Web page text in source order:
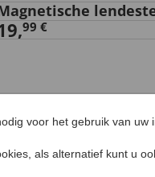
99 €
UW
voor het gebruik van uw
als alternatief kunt u